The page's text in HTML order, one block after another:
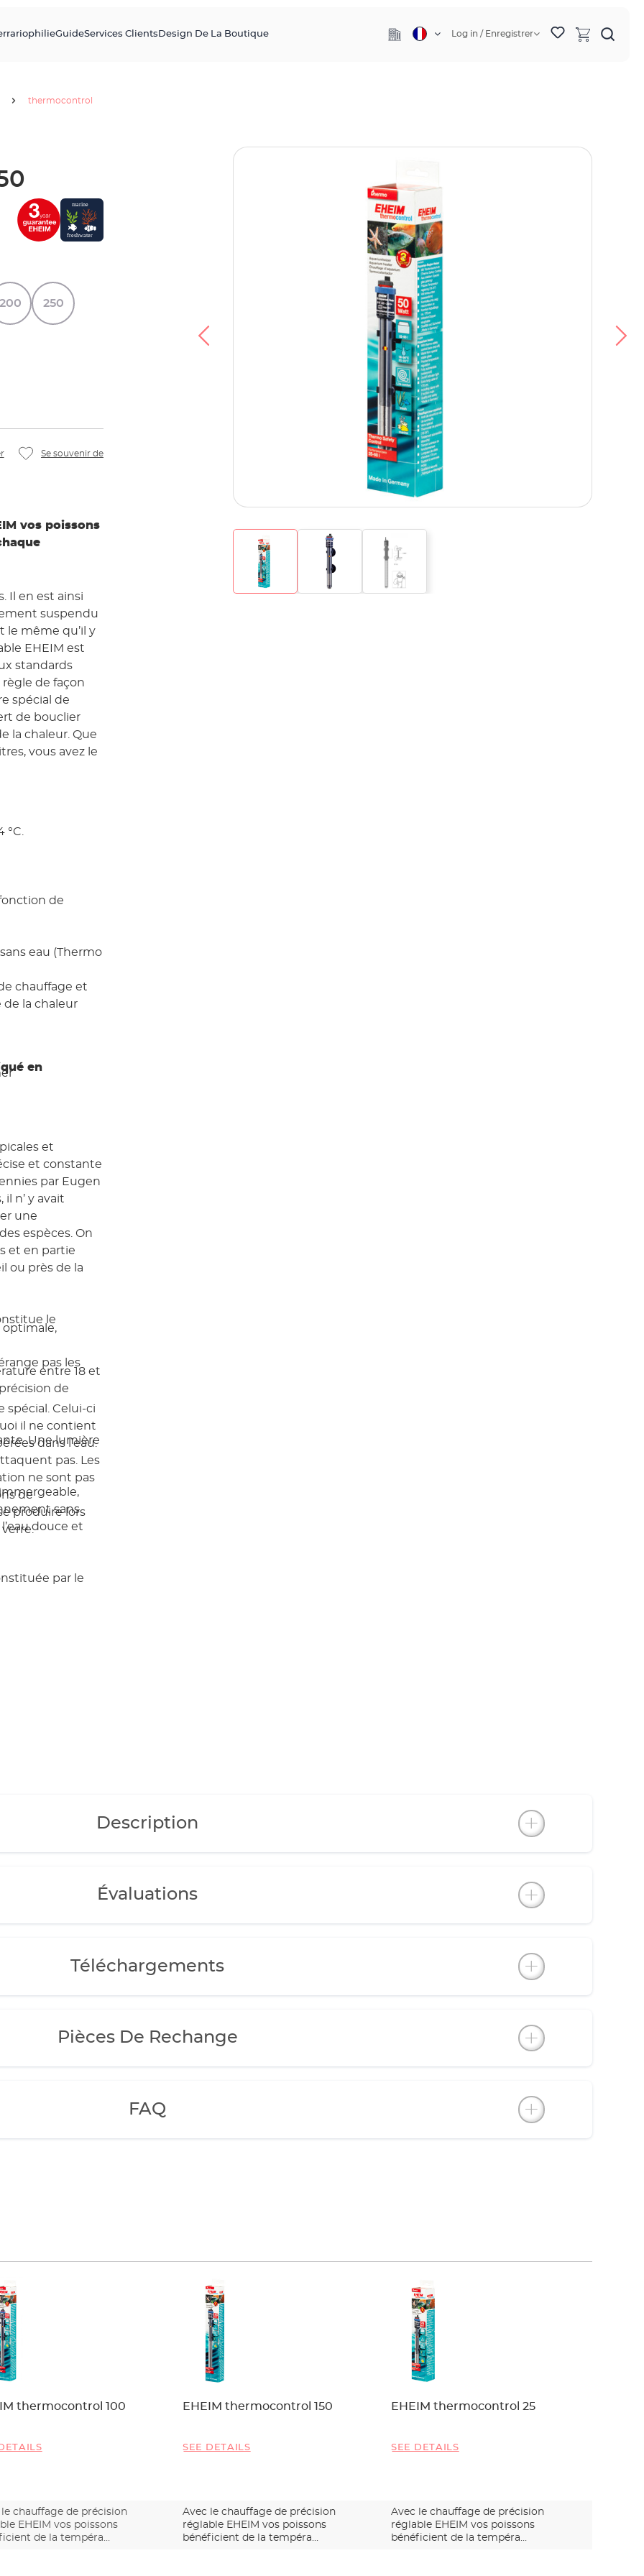
GuideServices Clients Design De La Boutique Log in / Enregistrer
thermocontrol
250
Se souvenir de
vos poissons
Il en est ainsi
suspendu
le même qu’il y
EHEIM est
standards
de façon
spécial de
de bouclier
la chaleur. Que
vous avez le
de
eau (Thermo
chauffage et
la chaleur
en
et
et constante
par Eugen
n’ y avait
une
espèces. On
et en partie
ou près de la
le
entre 18 et
de
Une lumière
sans
douce et
par le
optimale,
pas les
spécial. Celui-ci
il ne contient
dans l’eau.
pas. Les
ne sont pas
de
produire lors
Description
Évaluations
Téléchargements
Pièces De Rechange
FAQ
thermocontrol 100 EHEIM thermocontrol 150 EHEIM thermocontrol 25
SEE DETAILS SEE DETAILS
le chauffage de précision
EHEIM vos poissons
de la tempéra…
Avec le chauffage de précision
réglable EHEIM vos poissons
bénéficient de la tempéra…
Avec le chauffage de précision
réglable EHEIM vos poissons
bénéficient de la tempéra…